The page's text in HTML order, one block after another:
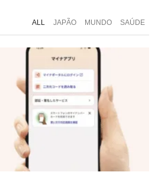
ALL JAPÃO MUNDO SAÚDE